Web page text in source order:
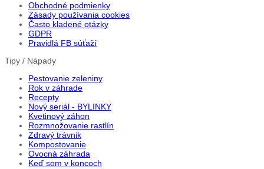
Obchodné podmienky
Zásady používania cookies
Často kladené otázky
GDPR
Pravidlá FB súťaží
Tipy / Nápady
Pestovanie zeleniny
Rok v záhrade
Recepty
Nový seriál - BYLINKY
Kvetinový záhon
Rozmnožovanie rastlín
Zdravý trávnik
Kompostovanie
Ovocná záhrada
Keď som v koncoch